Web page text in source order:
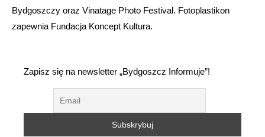
Bydgoszczy oraz Vinatage Photo Festival. Fotoplastikon
zapewnia Fundacja Koncept Kultura.
Zapisz się na newsletter „Bydgoszcz Informuje”!